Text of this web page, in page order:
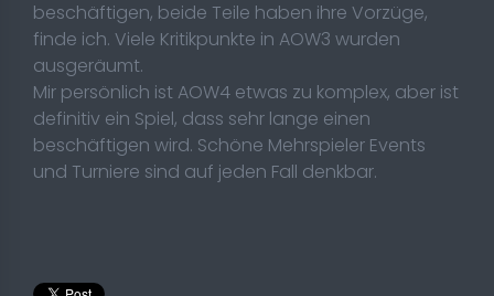
beschäftigen, beide Teile haben ihre Vorzüge,
finde ich. Viele Kritikpunkte in AOW3 wurden
ausgeräumt.
Mir persönlich ist AOW4 etwas zu komplex, aber ist
definitiv ein Spiel, dass sehr lange einen
beschäftigen wird. Schöne Mehrspieler Events
und Turniere sind auf jeden Fall denkbar.